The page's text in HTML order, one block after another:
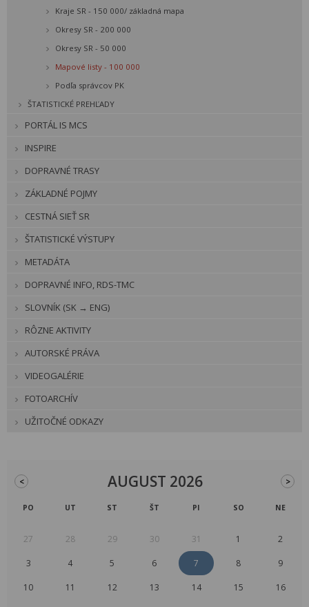
Kraje SR - 150 000/ základná mapa
Okresy SR - 200 000
Okresy SR - 50 000
Mapové listy - 100 000
Podľa správcov PK
ŠTATISTICKÉ PREHĽADY
PORTÁL IS MCS
INSPIRE
DOPRAVNÉ TRASY
ZÁKLADNÉ POJMY
CESTNÁ SIEŤ SR
ŠTATISTICKÉ VÝSTUPY
METADÁTA
DOPRAVNÉ INFO, RDS-TMC
SLOVNÍK (SK → ENG)
RÔZNE AKTIVITY
AUTORSKÉ PRÁVA
VIDEOGALÉRIE
FOTOARCHÍV
UŽITOČNÉ ODKAZY
< AUGUST 2026 >
PO UT ST ŠT PI SO NE
27 28 29 30 31 1 2
3 4 5 6 7 8 9
10 11 12 13 14 15 16